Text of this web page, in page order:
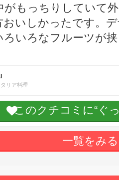
がもっちりしていて
おいしかったです。
ろいろなフルーツが
タリア料理
このクチコミに“ぐ
一覧をみる